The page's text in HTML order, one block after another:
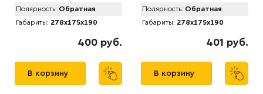
Полярность: Обратная
Габариты: 278x175x190
400 руб.
В корзину
Полярность: Обратная
Габариты: 278x175x190
401 руб.
В корзину